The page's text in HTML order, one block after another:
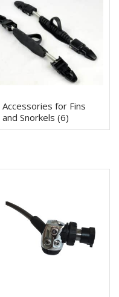
Accessories for Fins
and Snorkels(6)